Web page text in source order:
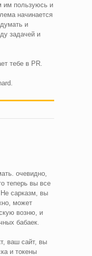
им пользуюсь и
начинается
и
задачей и
тебе в PR.
очевидно,
теперь вы все
сарказм, вы
может
возню, и
бабаек.
ваш сайт, вы
и токены